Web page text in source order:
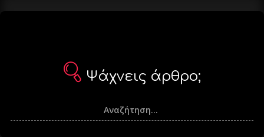
Ψάχνεις άρθρο;